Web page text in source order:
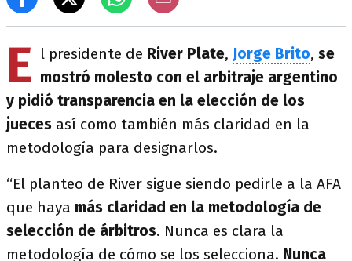
E l presidente de River Plate, Jorge Brito, se
mostró molesto con el arbitraje argentino
y pidió transparencia en la elección de los
jueces así como también más claridad en la
metodología para designarlos.
“El planteo de River sigue siendo pedirle a la AFA
que haya más claridad en la metodología de
selección de árbitros. Nunca es clara la
metodología de cómo se los selecciona. Nunca